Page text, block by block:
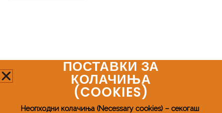
Мозаик Про
+389 72 598 955
ПОСТАВКИ ЗА
КОЛАЧИЊА
(COOKIES)​
Неопходни колачиња (Necessary cookies) – секогаш